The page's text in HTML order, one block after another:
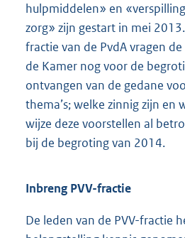
hulpmiddelen» en
zorg» zijn gestart in mei
fractie van de PvdA vragen
de Kamer nog voor de
ontvangen van de gedane
thema’s; welke zinnig zijn en
wijze deze voorstellen al
bij de begroting van 2014.
Inbreng PVV-fractie
De leden van de PVV-fractie